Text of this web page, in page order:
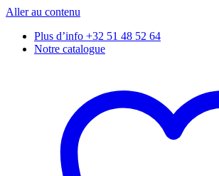
Aller au contenu
Plus d’info +32 51 48 52 64
Notre catalogue